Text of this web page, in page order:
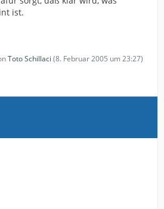
ist.
Toto Schillaci (8. Februar 2005 um 23:27)